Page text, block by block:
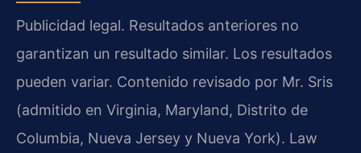
Publicidad legal. Resultados anteriores no
garantizan un resultado similar. Los resultados
pueden variar. Contenido revisado por Mr. Sris
(admitido en Virginia, Maryland, Distrito de
Columbia, Nueva Jersey y Nueva York). Law